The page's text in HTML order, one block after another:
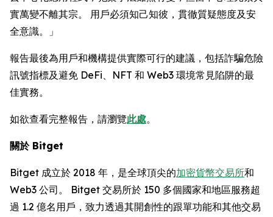
實萬變不離其宗。 用戶必須知己知彼，貫徹質疑態度及安
全意識。」
報告最後為用戶和機構提供實際可行的建議，包括詐騙危險
訊號指標及避免 DeFi、NFT 和 Web3 環境常見陷阱的最
佳實務。
如欲查看完整報告，請瀏覽此處。
關於 Bitget
Bitget 成立於 2018 年，是全球頂尖的加密貨幣交易所和
Web3 公司。 Bitget 交易所於 150 多個國家和地區服務超
過 1.2 億名用戶，致力透過其開創性的跟單功能和其他交易